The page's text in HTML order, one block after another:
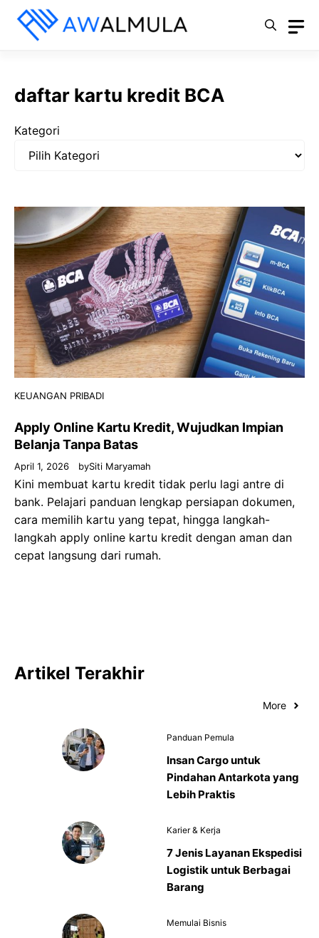
Langsung
daftar kartu kredit BCA
Kategori
KEUANGAN PRIBADI
Apply Online Kartu Kredit, Wujudkan Impian
Belanja Tanpa Batas
April 1, 2026 bySiti Maryamah
Kini membuat kartu kredit tidak perlu lagi antre di
bank. Pelajari panduan lengkap persiapan dokumen,
cara memilih kartu yang tepat, hingga langkah-
langkah apply online kartu kredit dengan aman dan
cepat langsung dari rumah.
Artikel Terakhir
More
Panduan Pemula
Insan Cargo untuk
Pindahan Antarkota yang
Lebih Praktis
Karier & Kerja
7 Jenis Layanan Ekspedisi
Logistik untuk Berbagai
Barang
Memulai Bisnis